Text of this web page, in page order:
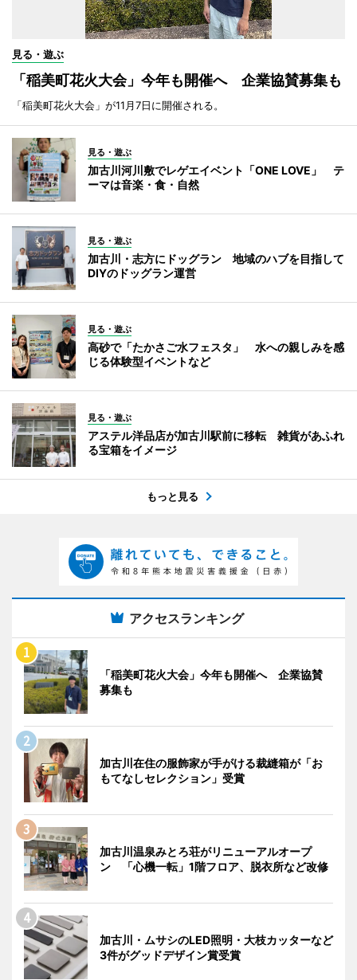
見る・遊ぶ
「稲美町花火大会」今年も開催へ 企業協賛募集も
「稲美町花火大会」が11月7日に開催される。
見る・遊ぶ
加古川河川敷でレゲエイベント「ONE LOVE」 テ
ーマは音楽・食・自然
見る・遊ぶ
加古川・志方にドッグラン 地域のハブを目指して
DIYのドッグラン運営
見る・遊ぶ
高砂で「たかさご水フェスタ」 水への親しみを感
じる体験型イベントなど
見る・遊ぶ
アステル洋品店が加古川駅前に移転 雑貨があふれ
る宝箱をイメージ
もっと見る
アクセスランキング
「稲美町花火大会」今年も開催へ 企業協賛
募集も
加古川在住の服飾家が手がける裁縫箱が「お
もてなしセレクション」受賞
加古川温泉みとろ荘がリニューアルオープ
ン 「心機一転」1階フロア、脱衣所など改修
加古川・ムサシのLED照明・大枝カッターなど
3件がグッドデザイン賞受賞